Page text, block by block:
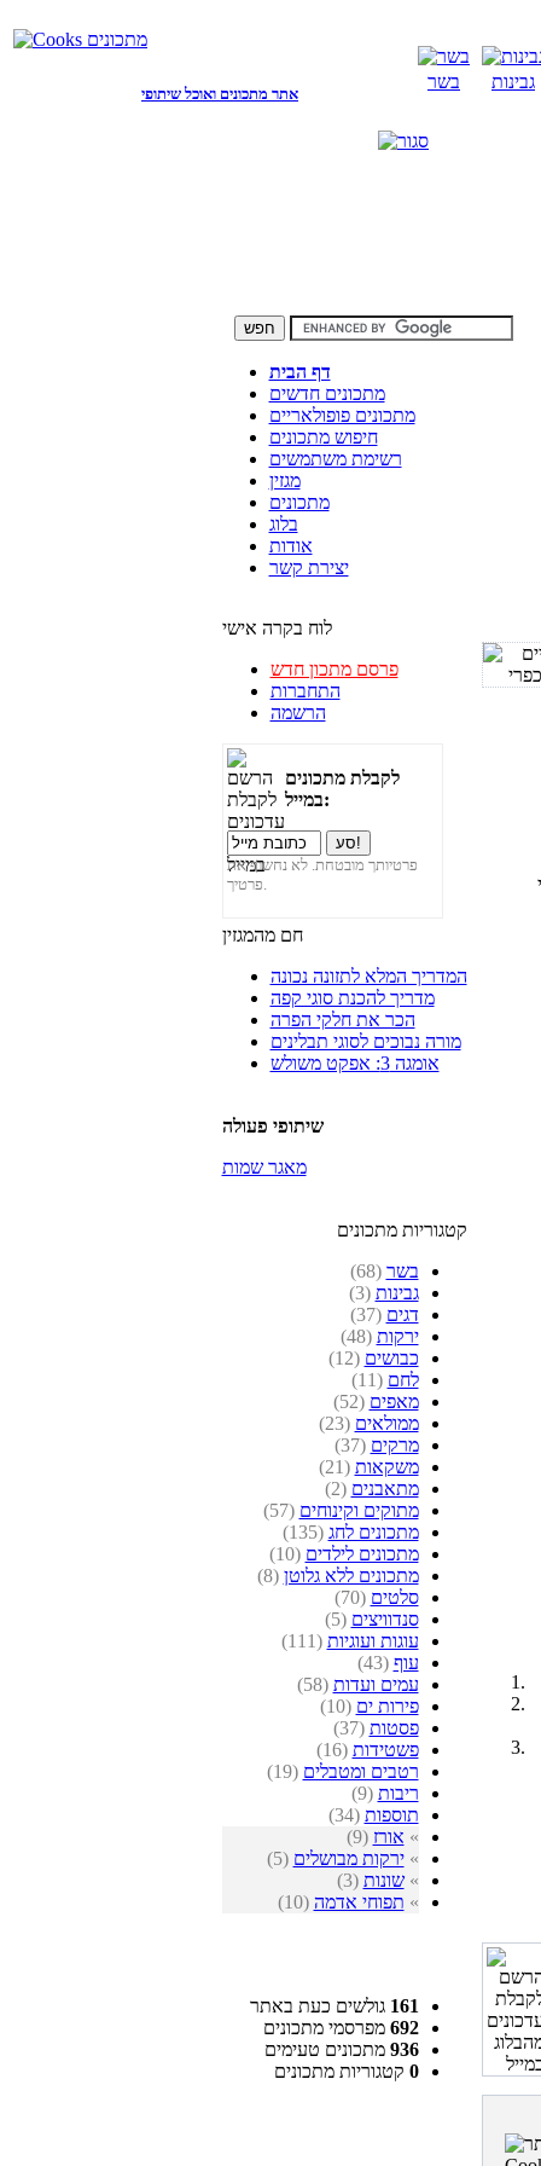
אתר מתכונים ואוכל שיתופי
בשר גבינות
דף הבית
מתכונים חדשים
מתכונים פופולאריים
חיפוש מתכונים
רשימת משתמשים
מגזין
מתכונים
בלוג
אודות
יצירת קשר
לוח בקרה אישי
פרסם מתכון חדש
התחברות
הרשמה
לקבלת מתכונים
במייל:
פרטיותך מובטחת. לא נחשוף את
פרטיך.
חם מהמגזין
המדריך המלא לתזונה נכונה
מדריך להכנת סוגי קפה
הכר את חלקי הפרה
מורה נבוכים לסוגי תבלינים
אומגה 3: אפקט משולש
שיתופי פעולה
מאגר שמות
קטגוריות מתכונים
בשר (68)
גבינות (3)
דגים (37)
ירקות (48)
כבושים (12)
לחם (11)
מאפים (52)
ממולאים (23)
מרקים (37)
משקאות (21)
מתאבנים (2)
מתוקים וקינוחים (57)
מתכונים לחג (135)
מתכונים לילדים (10)
מתכונים ללא גלוטן (8)
סלטים (70)
סנדוויצים (5)
עוגות ועוגיות (111)
עוף (43)
עמים ועדות (58)
פירות ים (10)
פסטות (37)
פשטידות (16)
רטבים ומטבלים (19)
ריבות (9)
תוספות (34)
» אורז (9)
»ירקות מבושלים (5)
»שונות (3)
» תפוחי אדמה (10)
161 גולשים כעת באתר
692 מפרסמי מתכונים
936 מתכונים טעימים
0 קטגוריות מתכונים